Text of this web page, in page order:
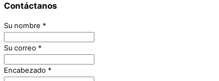
Contáctanos
Su nombre *
Su correo *
Encabezado *